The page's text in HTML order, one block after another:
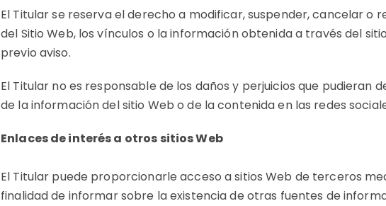
El Titular se reserva el derecho a modificar, suspender, cancelar o
del Sitio Web, los vínculos o la información obtenida a través del
previo aviso.
El Titular no es responsable de los daños y perjuicios que pudieran
de la información del sitio Web o de la contenida en las redes
Enlaces de interés a otros sitios Web
El Titular puede proporcionarle acceso a sitios Web de terceros
finalidad de informar sobre la existencia de otras fuentes de